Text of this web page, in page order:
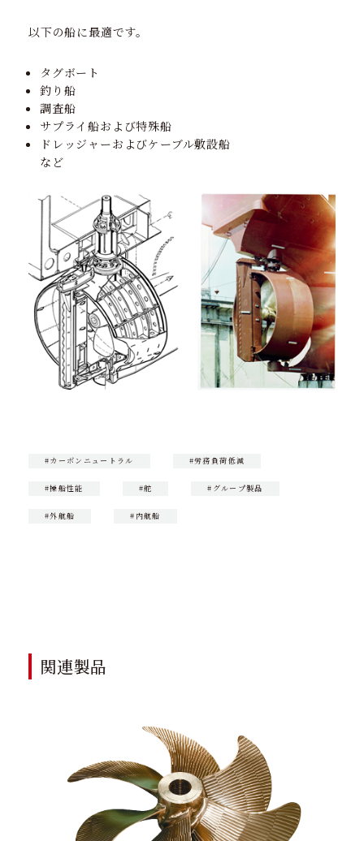
以下の船に最適です。
タグボート
釣り船
調査船
サプライ船および特殊船
ドレッジャーおよびケーブル敷設船
など
#カーボンニュートラル #労務負荷低減
#操船性能 #舵 #グループ製品
#外航船 #内航船
関連製品